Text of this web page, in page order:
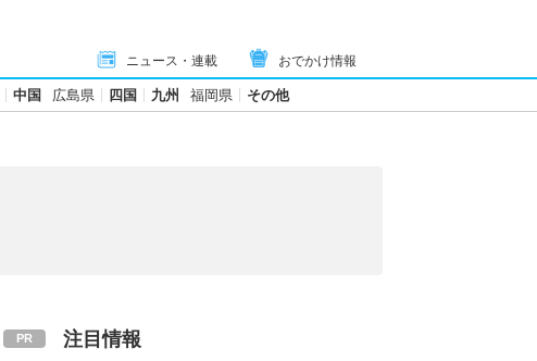
ニュース・連載 おでかけ情報
中国 広島県 四国 九州 福岡県 その他
注目情報